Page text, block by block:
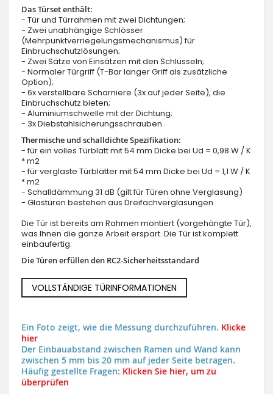
Das Türset enthält:
- Tür und Türrahmen mit zwei Dichtungen;
- Zwei unabhängige Schlösser
(Mehrpunktverriegelungsmechanismus) für
Einbruchschutzlösungen;
- Zwei Sätze von Einsätzen mit den Schlüsseln;
- Normaler Türgriff (T-Bar langer Griff als zusätzliche
Option);
- 6x verstellbare Scharniere (3x auf jeder Seite), die
Einbruchschutz bieten;
- Aluminiumschwelle mit der Dichtung;
- 3x Diebstahlsicherungsschrauben.
Thermische und schalldichte Spezifikation:
- für ein volles Türblatt mit 54 mm Dicke bei Ud = 0,98 W / K
* m2
- für verglaste Türblätter mit 54 mm Dicke bei Ud = 1,1 W / K
* m2
- Schalldämmung 31 dB (gilt für Türen ohne Verglasung)
- Glastüren bestehen aus Dreifachverglasungen.
Die Tür ist bereits am Rahmen montiert (vorgehängte Tür),
was Ihnen die ganze Arbeit erspart. Die Tür ist komplett
einbaufertig.
Die Türen erfüllen den RC2-Sicherheitsstandard
VOLLSTÄNDIGE TÜRINFORMATIONEN
Ein Foto zeigt, wie die Messung durchzuführen. Klicke
hier
Der Einbauabstand zwischen Ramen und Wand kann
zwischen 5 mm bis 20 mm auf jeder Seite betragen.
Häufig gestellte Fragen: Klicken Sie hier, um zu
überprüfen